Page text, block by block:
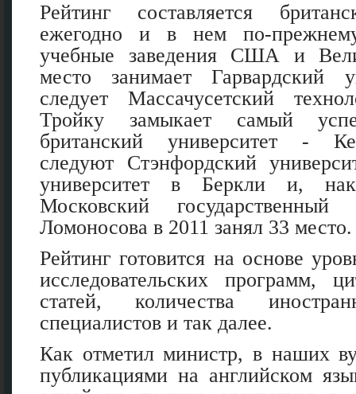
Рейтинг составляется
ежегодно и в нем по-
учебные заведения США и
место занимает Гарвардский
следует Массачусетский
Тройку замыкает самый
британский университет -
следуют Стэнфордский
университет в Беркли и,
Московский государственный
Ломоносова в 2011 занял 33 место.
Рейтинг готовится на основе
исследовательских программ,
статей, количества
специалистов и так далее.
Как отметил министр, в наших
публикациями на английском